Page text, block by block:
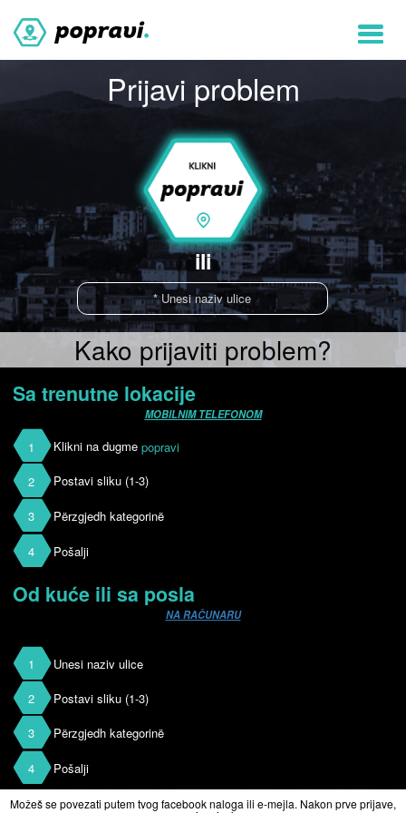
Prijavi problem
ili
Kako prijaviti problem?
Sa trenutne lokacije
MOBILNIM TELEFONOM
1 Klikni na dugme
2 Postavi sliku (1-3)
3 Përzgjedh kategorinë
4 Pošalji
Od kuće ili sa posla
1
2
3 Përzgjedh kategorinë